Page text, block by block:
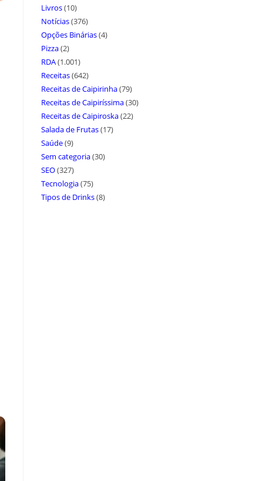
Livros(10)
Notícias(376)
Opções Binárias(4)
Pizza(2)
RDA(1.001)
Receitas(642)
Receitas de Caipirinha(79)
Receitas de Caipiríssima(30)
Receitas de Caipiroska(22)
Salada de Frutas(17)
Saúde(9)
Sem categoria(30)
SEO(327)
Tecnologia(75)
Tipos de Drinks(8)